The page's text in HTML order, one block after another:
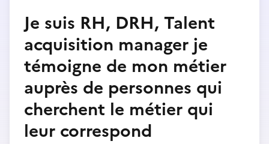
Je suis RH, DRH, Talent
acquisition manager je
témoigne de mon métier
auprès de personnes qui
cherchent le métier qui
leur correspond